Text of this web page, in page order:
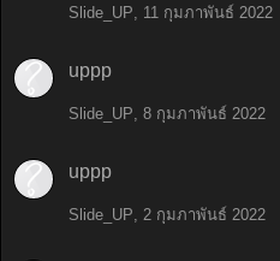
Slide_UP, 11 กุมภาพันธ์ 2022
uppp
Slide_UP, 8 กุมภาพันธ์ 2022
uppp
Slide_UP, 2 กุมภาพันธ์ 2022